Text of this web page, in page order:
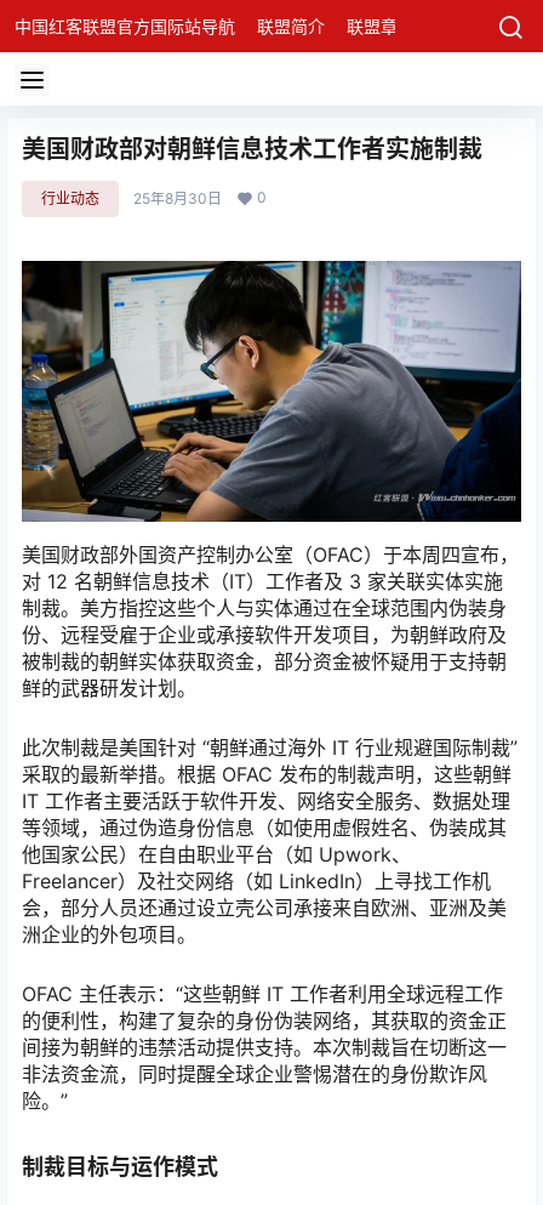
中国红客联盟官方国际站导航 联盟简介 联盟章程 联盟架构
美国财政部对朝鲜信息技术工作者实施制裁
行业动态 25年8月30日 0
美国财政部外国资产控制办公室（OFAC）于本周四宣布，
对 12 名朝鲜信息技术（IT）工作者及 3 家关联实体实施
制裁。美方指控这些个人与实体通过在全球范围内伪装身
份、远程受雇于企业或承接软件开发项目，为朝鲜政府及
被制裁的朝鲜实体获取资金，部分资金被怀疑用于支持朝
鲜的武器研发计划。
此次制裁是美国针对 “朝鲜通过海外 IT 行业规避国际制裁”
采取的最新举措。根据 OFAC 发布的制裁声明，这些朝鲜
IT 工作者主要活跃于软件开发、网络安全服务、数据处理
等领域，通过伪造身份信息（如使用虚假姓名、伪装成其
他国家公民）在自由职业平台（如 Upwork、
Freelancer）及社交网络（如 LinkedIn）上寻找工作机
会，部分人员还通过设立壳公司承接来自欧洲、亚洲及美
洲企业的外包项目。
OFAC 主任表示：“这些朝鲜 IT 工作者利用全球远程工作
的便利性，构建了复杂的身份伪装网络，其获取的资金正
间接为朝鲜的违禁活动提供支持。本次制裁旨在切断这一
非法资金流，同时提醒全球企业警惕潜在的身份欺诈风
险。”
制裁目标与运作模式